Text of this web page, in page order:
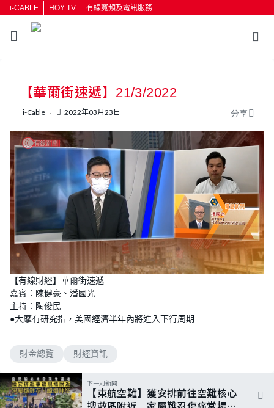
i-CABLE HOY TV 有線寬頻及電訊服務
按輸入鍵開始搜尋
【華爾街速遞】21/3/2022
i-Cable 2022年03月23日 分享
n
m
u
t
e
o
a
d
e
3
.
【有線財經】華爾街速遞
嘉賓：陳健豪、潘國光
主持：陶俊民
●大摩有研究指，美國經濟半年內將進入下行周期
財金總覽 財經資訊
下一則新聞
【東航空難】獲安排前往空難核心